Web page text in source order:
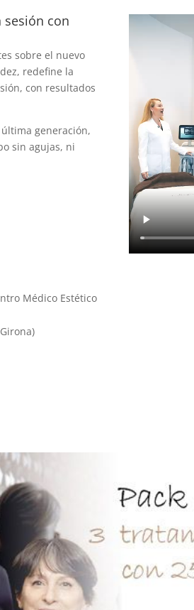
sesión con
sobre el nuevo
redefine la
con resultados
generación,
sin agujas, ni
Médico Estético